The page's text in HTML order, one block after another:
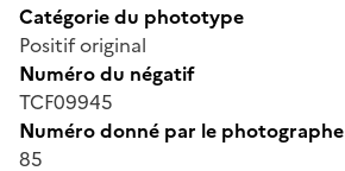
Catégorie du phototype
Positif original
Numéro du négatif
TCF09945
Numéro donné par le photographe
85